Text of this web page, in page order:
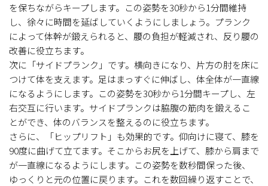
を保ちながらキープします。この姿勢を30秒から1分間維持
し、徐々に時間を延ばしていくようにしましょう。プランク
によって体幹が鍛えられると、腰の負担が軽減され、反り腰の
改善に役立ちます。
次に「サイドプランク」です。横向きになり、片方の肘を床に
つけて体を支えます。足はまっすぐに伸ばし、体全体が一直線
になるようにします。この姿勢を30秒から1分間キープし、左
右交互に行います。サイドプランクは脇腹の筋肉を鍛えるこ
とができ、体のバランスを整えるのに役立ちます。
さらに、「ヒップリフト」も効果的です。仰向けに寝て、膝を
90度に曲げて立てます。そこからお尻を上げて、膝から肩まで
が一直線になるようにします。この姿勢を数秒間保った後、
ゆっくりと元の位置に戻ります。これを数回繰り返すことで、